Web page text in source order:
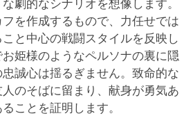
を作成するもので、力任せでは
と中心の戦闘スタイルを反映し
姫様のようなペルソナの裏に隠
誠心は揺るぎません。致命的な
のそばに留まり、献身が勇気あ
ことを証明します。